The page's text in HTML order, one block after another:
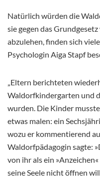
Natürlich würden die
sie gegen das
abzulehen, finden sich
Psychologin Aiga Stapf
„Eltern berichteten
Waldorfkindergarten und
wurden. Die Kinder
etwas malen: ein
wozu er kommentierend
Waldorfpädagogin sagte:
von ihr als ein
seine Seele nicht öffnen